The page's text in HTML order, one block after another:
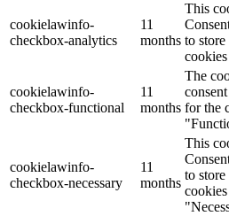
cookielawinfo-
checkbox-analytics
11
months
This
to store
cookielawinfo-
checkbox-functional
11
months
The
for the
cookielawinfo-
checkbox-necessary
11
months
This
to store